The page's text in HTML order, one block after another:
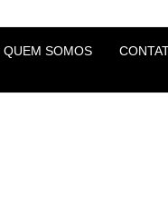
QUEM SOMOS